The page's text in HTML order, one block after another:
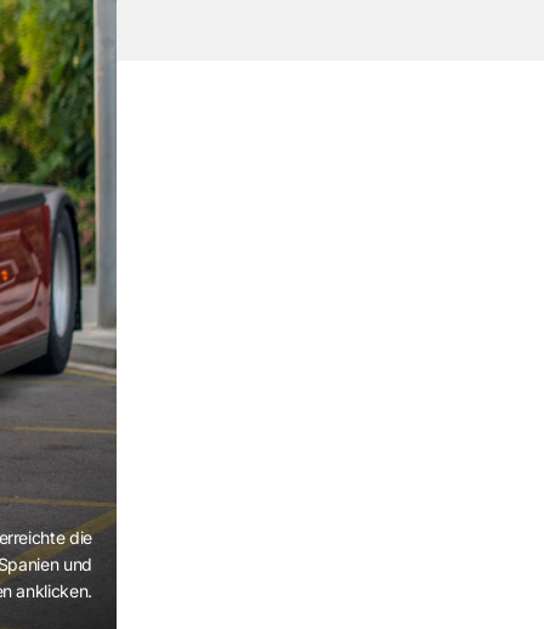
die
und
anklicken.